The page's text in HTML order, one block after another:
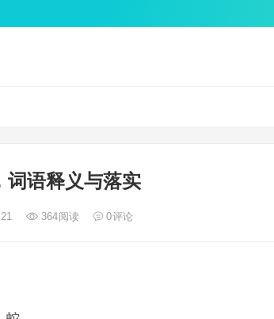
词语释义与落实
364阅读 0评论